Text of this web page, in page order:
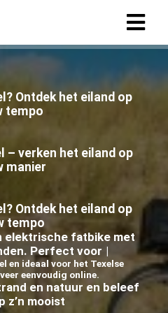
Ontdek het eiland op
tempo
– verken het eiland op
manier
Ontdek het eiland op
tempo
elektrische fatbike met
Perf ect voor stran d
en ideaal voor het Texelse
eenvoudig online.
en natuur en beleef
z’n mooist